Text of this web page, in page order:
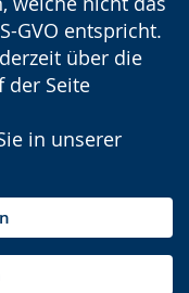
GVO entspricht.
über die
der Seite
in unserer